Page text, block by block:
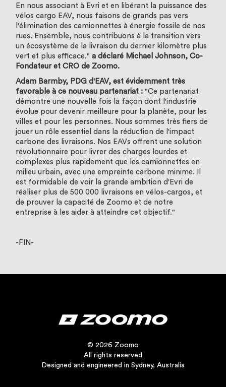
En nous associant à Evri et en libérant la puissance des
vélos cargo EAV, nous faisons de grands pas vers
l'élimination des camionnettes à énergie fossile de nos
rues. Ensemble, nous contribuons à la transition vers
un écosystème de la livraison du dernier kilomètre plus
vert et plus efficace."a déclaré Michael Johnson, Co-
Fondateur et CRO de Zoomo.
Adam Barmby, PDG d'EAV, est évidemment très
favorable à ce nouveau partenariat : "Ce partenariat
démontre une nouvelle fois la façon dont l'industrie
évolue pour devenir meilleure pour la planète, pour les
villes et pour les personnes. Nous sommes très fiers de
jouer un rôle essentiel dans la réduction de l'impact
carbone des livraisons. Nos EAVs offrent une solution
révolutionnaire pour livrer des charges lourdes et
complexes plus rapidement que les camionnettes en
milieu urbain, avec une empreinte carbone minime. Il
est formidable de voir la grande ambition d'Evri de
réaliser plus de 500 000 livraisons en vélos-cargos, et
de prouver la capacité de Zoomo et de notre
entreprise à les aider à atteindre cet objectif."
-FIN-
© 2026 Zoomo
All rights reserved
Designed and engineered in Sydney, Australia